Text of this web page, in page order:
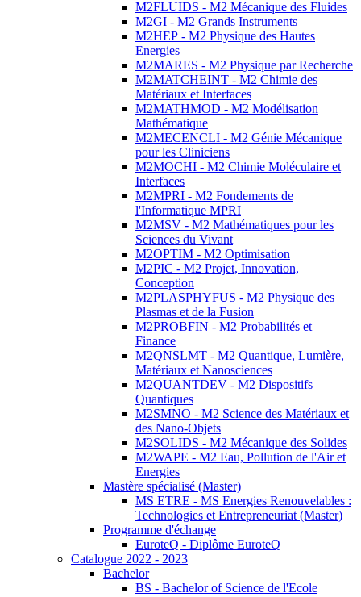
M2FLUIDS - M2 Mécanique des Fluides
M2GI - M2 Grands Instruments
M2HEP - M2 Physique des Hautes
Energies
M2MARES - M2 Physique par Recherche
M2MATCHEINT - M2 Chimie des
Matériaux et Interfaces
M2MATHMOD - M2 Modélisation
Mathématique
M2MECENCLI - M2 Génie Mécanique
pour les Cliniciens
M2MOCHI - M2 Chimie Moléculaire et
Interfaces
M2MPRI - M2 Fondements de
l'Informatique MPRI
M2MSV - M2 Mathématiques pour les
Sciences du Vivant
M2OPTIM - M2 Optimisation
M2PIC - M2 Projet, Innovation,
Conception
M2PLASPHYFUS - M2 Physique des
Plasmas et de la Fusion
M2PROBFIN - M2 Probabilités et
Finance
M2QNSLMT - M2 Quantique, Lumière,
Matériaux et Nanosciences
M2QUANTDEV - M2 Dispositifs
Quantiques
M2SMNO - M2 Science des Matériaux et
des Nano-Objets
M2SOLIDS - M2 Mécanique des Solides
M2WAPE - M2 Eau, Pollution de l'Air et
Energies
Mastère spécialisé (Master)
MS ETRE - MS Energies Renouvelables :
Technologies et Entrepreneuriat (Master)
Programme d'échange
EuroteQ - Diplôme EuroteQ
Catalogue 2022 - 2023
Bachelor
BS - Bachelor of Science de l'Ecole